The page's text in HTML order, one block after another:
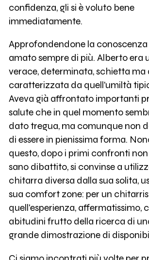
confidenza, gli si è voluto bene
immediatamente.
Approfondendone la
amato sempre di più. Alberto era
verace, determinata, schietta ma
caratterizzata da quell'umiltà
Aveva già affrontato importanti
salute che in quel momento
dato tregua, ma comunque non
di essere in pienissima forma.
questo, dopo i primi confronti
sano dibattito, si convinse a
chitarra diversa dalla sua solita,
sua comfort zone: per un
quell'esperienza, affermatissimo,
abitudini frutto della ricerca di
grande dimostrazione di